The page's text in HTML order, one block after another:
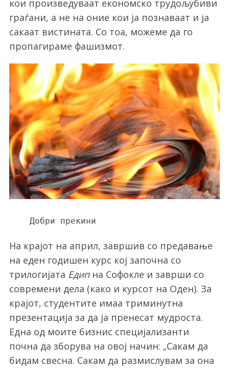
кои произведуваат економско трудољубиви
граѓани, а не на оние кои ја познаваат и ја
сакаат вистината. Со тоа, можеме да го
пропагираме фашизмот.
Добри прекини
На крајот на април, завршив со предавање
на еден годишен курс кој започна со
трилогијата Едипна Софокле и заврши со
современи дела (како и курсот на Оден). За
крајот, студентите имаа триминутна
презентација за да ја пренесат мудроста.
Една од моите бизнис специјализанти
почна да зборува на овој начин: „Сакам да
бидам свесна. Сакам да размислувам за она